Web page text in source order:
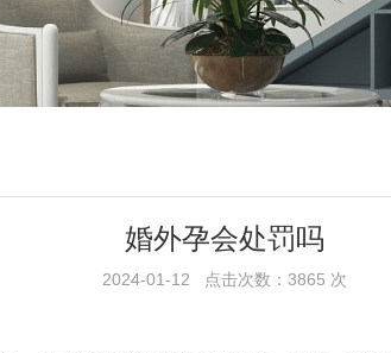
婚外孕会处罚吗
2024-01-12 点击次数：3865 次